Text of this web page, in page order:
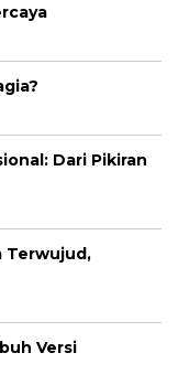
Dari Pikiran
Terwujud,
Versi